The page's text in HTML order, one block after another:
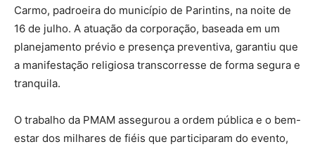
Carmo, padroeira do município de Parintins, na noite de
16 de julho. A atuação da corporação, baseada em um
planejamento prévio e presença preventiva, garantiu que
a manifestação religiosa transcorresse de forma segura e
tranquila.
O trabalho da PMAM assegurou a ordem pública e o bem-
estar dos milhares de fiéis que participaram do evento,